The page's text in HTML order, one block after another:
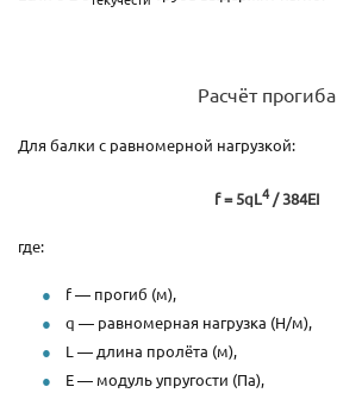
Расчёт прогиба
Для балки с равномерной нагрузкой:
f = 5qL4/ 384EI
где:
f — прогиб (м),
q — равномерная нагрузка (Н/м),
L — длина пролёта (м),
E — модуль упругости (Па),